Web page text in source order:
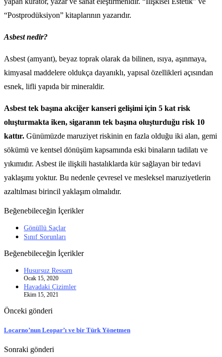
“Postprodüksiyon” kitaplarının yazarıdır.
Asbest nedir?
Asbest (amyant), beyaz toprak olarak da bilinen, ısıya, aşınmaya,
kimyasal maddelere oldukça dayanıklı, yapısal özellikleri açısından
esnek, lifli yapıda bir mineraldir.
Asbest tek başına akciğer kanseri gelişimi için 5 kat risk
oluşturmakta iken, sigaranın tek başına oluşturduğu risk 10
kattır. Günümüzde maruziyet riskinin en fazla olduğu iki alan, gemi
sökümü ve kentsel dönüşüm kapsamında eski binaların tadilatı ve
yıkımıdır. Asbest ile ilişkili hastalıklarda kür sağlayan bir tedavi
yaklaşımı yoktur. Bu nedenle çevresel ve mesleksel maruziyetlerin
azaltılması birincil yaklaşım olmalıdır.
Beğenebileceğin İçerikler
Gönüllü Saçlar
Sınıf Sorunları
Beğenebileceğin İçerikler
Husursuz Ressam
Ocak 15, 2020
Havadaki Çizimler
Ekim 15, 2021
Önceki gönderi
Locarno’nun Leopar’ı ve bir Türk Yönetmen
Sonraki gönderi